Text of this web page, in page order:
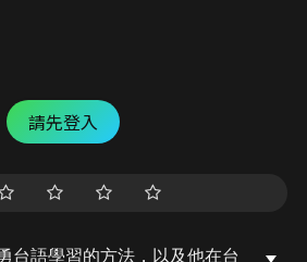
請先登入
台語學習的方法，以及他在台